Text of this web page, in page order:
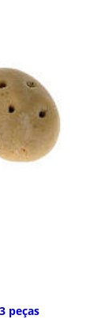
peças